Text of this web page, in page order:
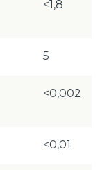
<1,8
5
<0,002
<0,01